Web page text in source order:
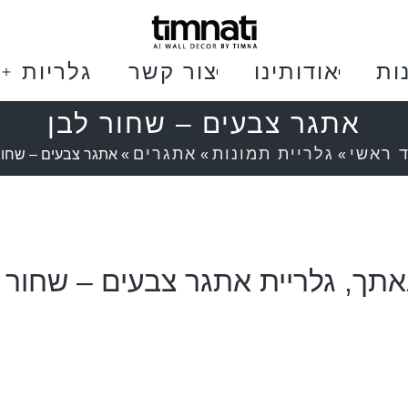
אודותינו צור קשר גלריות
אתגר צבעים – שחור לבן
ראשי » גלריית תמונות » אתגרים »אתגר צבעים –
גלריית אתגר צבעים – שחור